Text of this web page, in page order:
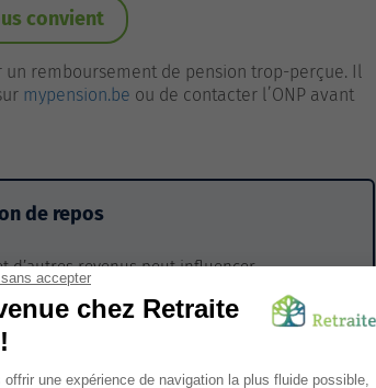
convient
remboursement de pension trop-perçue. Il
mypension.be ou de contacter l’ONP avant
de repos
d’autres revenus peut influencer
envisager un établissement adapté à
vous orienter gratuitement vers des maisons